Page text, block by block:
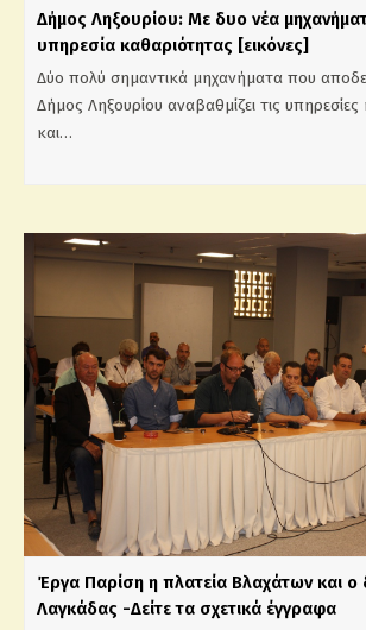
Δήμος Ληξουρίου: Με δυο νέα
υπηρεσία καθαριότητας [εικόνες]
Δύο πολύ σημαντικά μηχανήματα που
Δήμος Ληξουρίου αναβαθμίζει τις
και…
Έργα Παρίση η πλατεία Βλαχάτων και ο
Λαγκάδας -Δείτε τα σχετικά έγγραφα